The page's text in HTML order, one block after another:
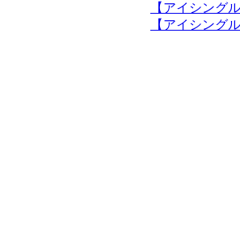
【アイシング
【アイシング